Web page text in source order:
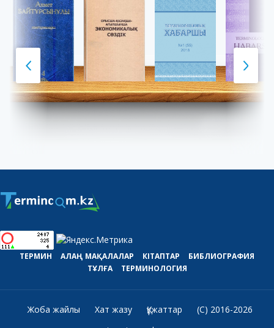
ТЕРМИН АЛАҢ МАҚАЛАЛАР КІТАПТАР
БИБЛИОГРАФИЯ
ТҰЛҒА
ТЕРМИНОЛОГИЯ
Жоба жайлы Хат жазу Құжаттар
(C) 2016-2026